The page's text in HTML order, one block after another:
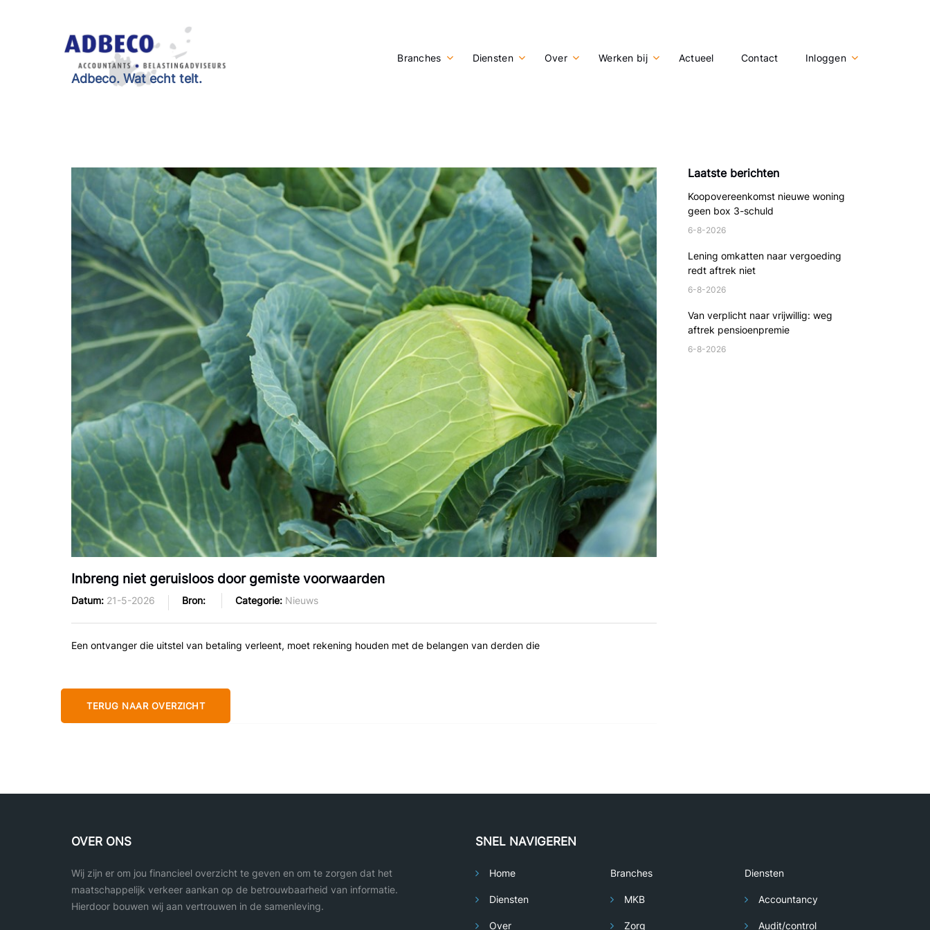
Branches Diensten Over Werken bij Actueel Contact Inloggen
Adbeco. Wat echt telt.
Inbreng niet geruisloos door gemiste voorwaarden
Datum 21-5-2026 Bron Categorie Nieuws
Een ontvanger die uitstel van betaling verleent, moet rekening houden met de belangen van derden die
TERUG NAAR OVERZICHT
Laatste berichten
Koopovereenkomst nieuwe woning
geen box 3-schuld
6-8-2026
Lening omkatten naar vergoeding
redt aftrek niet
6-8-2026
Van verplicht naar vrijwillig: weg
aftrek pensioenpremie
6-8-2026
OVER ONS
Wij zijn er om jou financieel overzicht te geven en om te zorgen dat het
maatschappelijk verkeer aankan op de betrouwbaarheid van informatie.
Hierdoor bouwen wij aan vertrouwen in de samenleving.
SNEL NAVIGEREN
Home
Diensten
Over
Branches
MKB
Zorg
Diensten
Accountancy
Audit/control